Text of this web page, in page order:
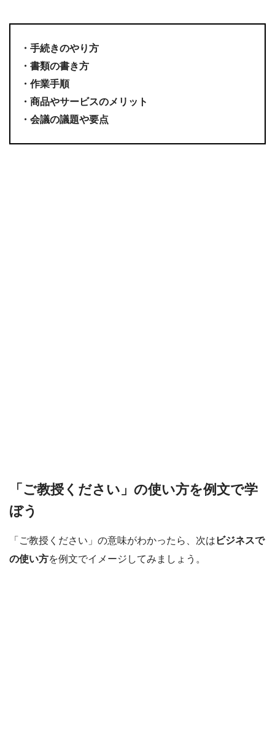
・手続きのやり方
・書類の書き方
・作業手順
・商品やサービスのメリット
・会議の議題や要点
「ご教授ください」の使い方を例文で学
ぼう
「ご教授ください」の意味がわかったら、次は ビジネスで
の使い方を例文でイメージしてみましょう。